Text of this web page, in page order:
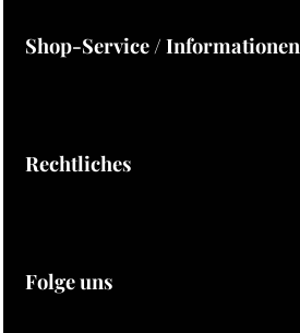
Shop-Service / Informationen
Rechtliches
Folge uns